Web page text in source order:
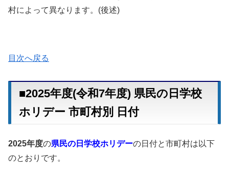
村によって異なります。(後述)
目次へ戻る
■2025年度(令和7年度) 県民の日学校
ホリデー 市町村別 日付
2025年度の県民の日学校ホリデーの日付と市町村は以下
のとおりです。